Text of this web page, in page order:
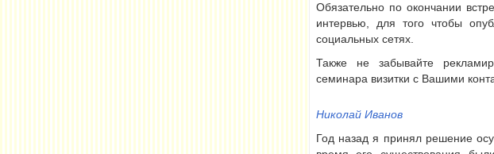
Обязательно по окончании
интервью, для того чтобы
социальных сетях.
Также не забывайте
семинара визитки с Вашими
Николай Иванов
Год назад я принял решение